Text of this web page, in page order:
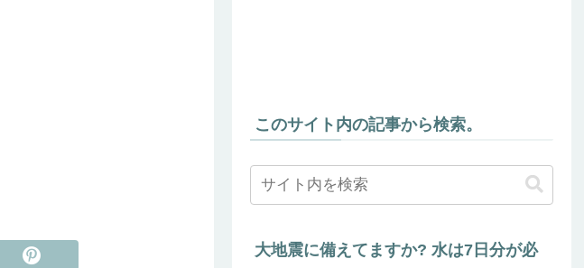
このサイト内の記事から検索。
大地震に備えてますか? 水は7日分が必